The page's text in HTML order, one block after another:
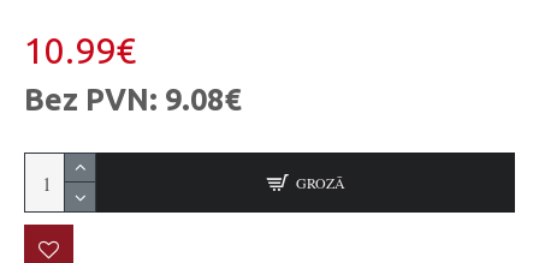
10.99€
Bez PVN: 9.08€
GROZĀ